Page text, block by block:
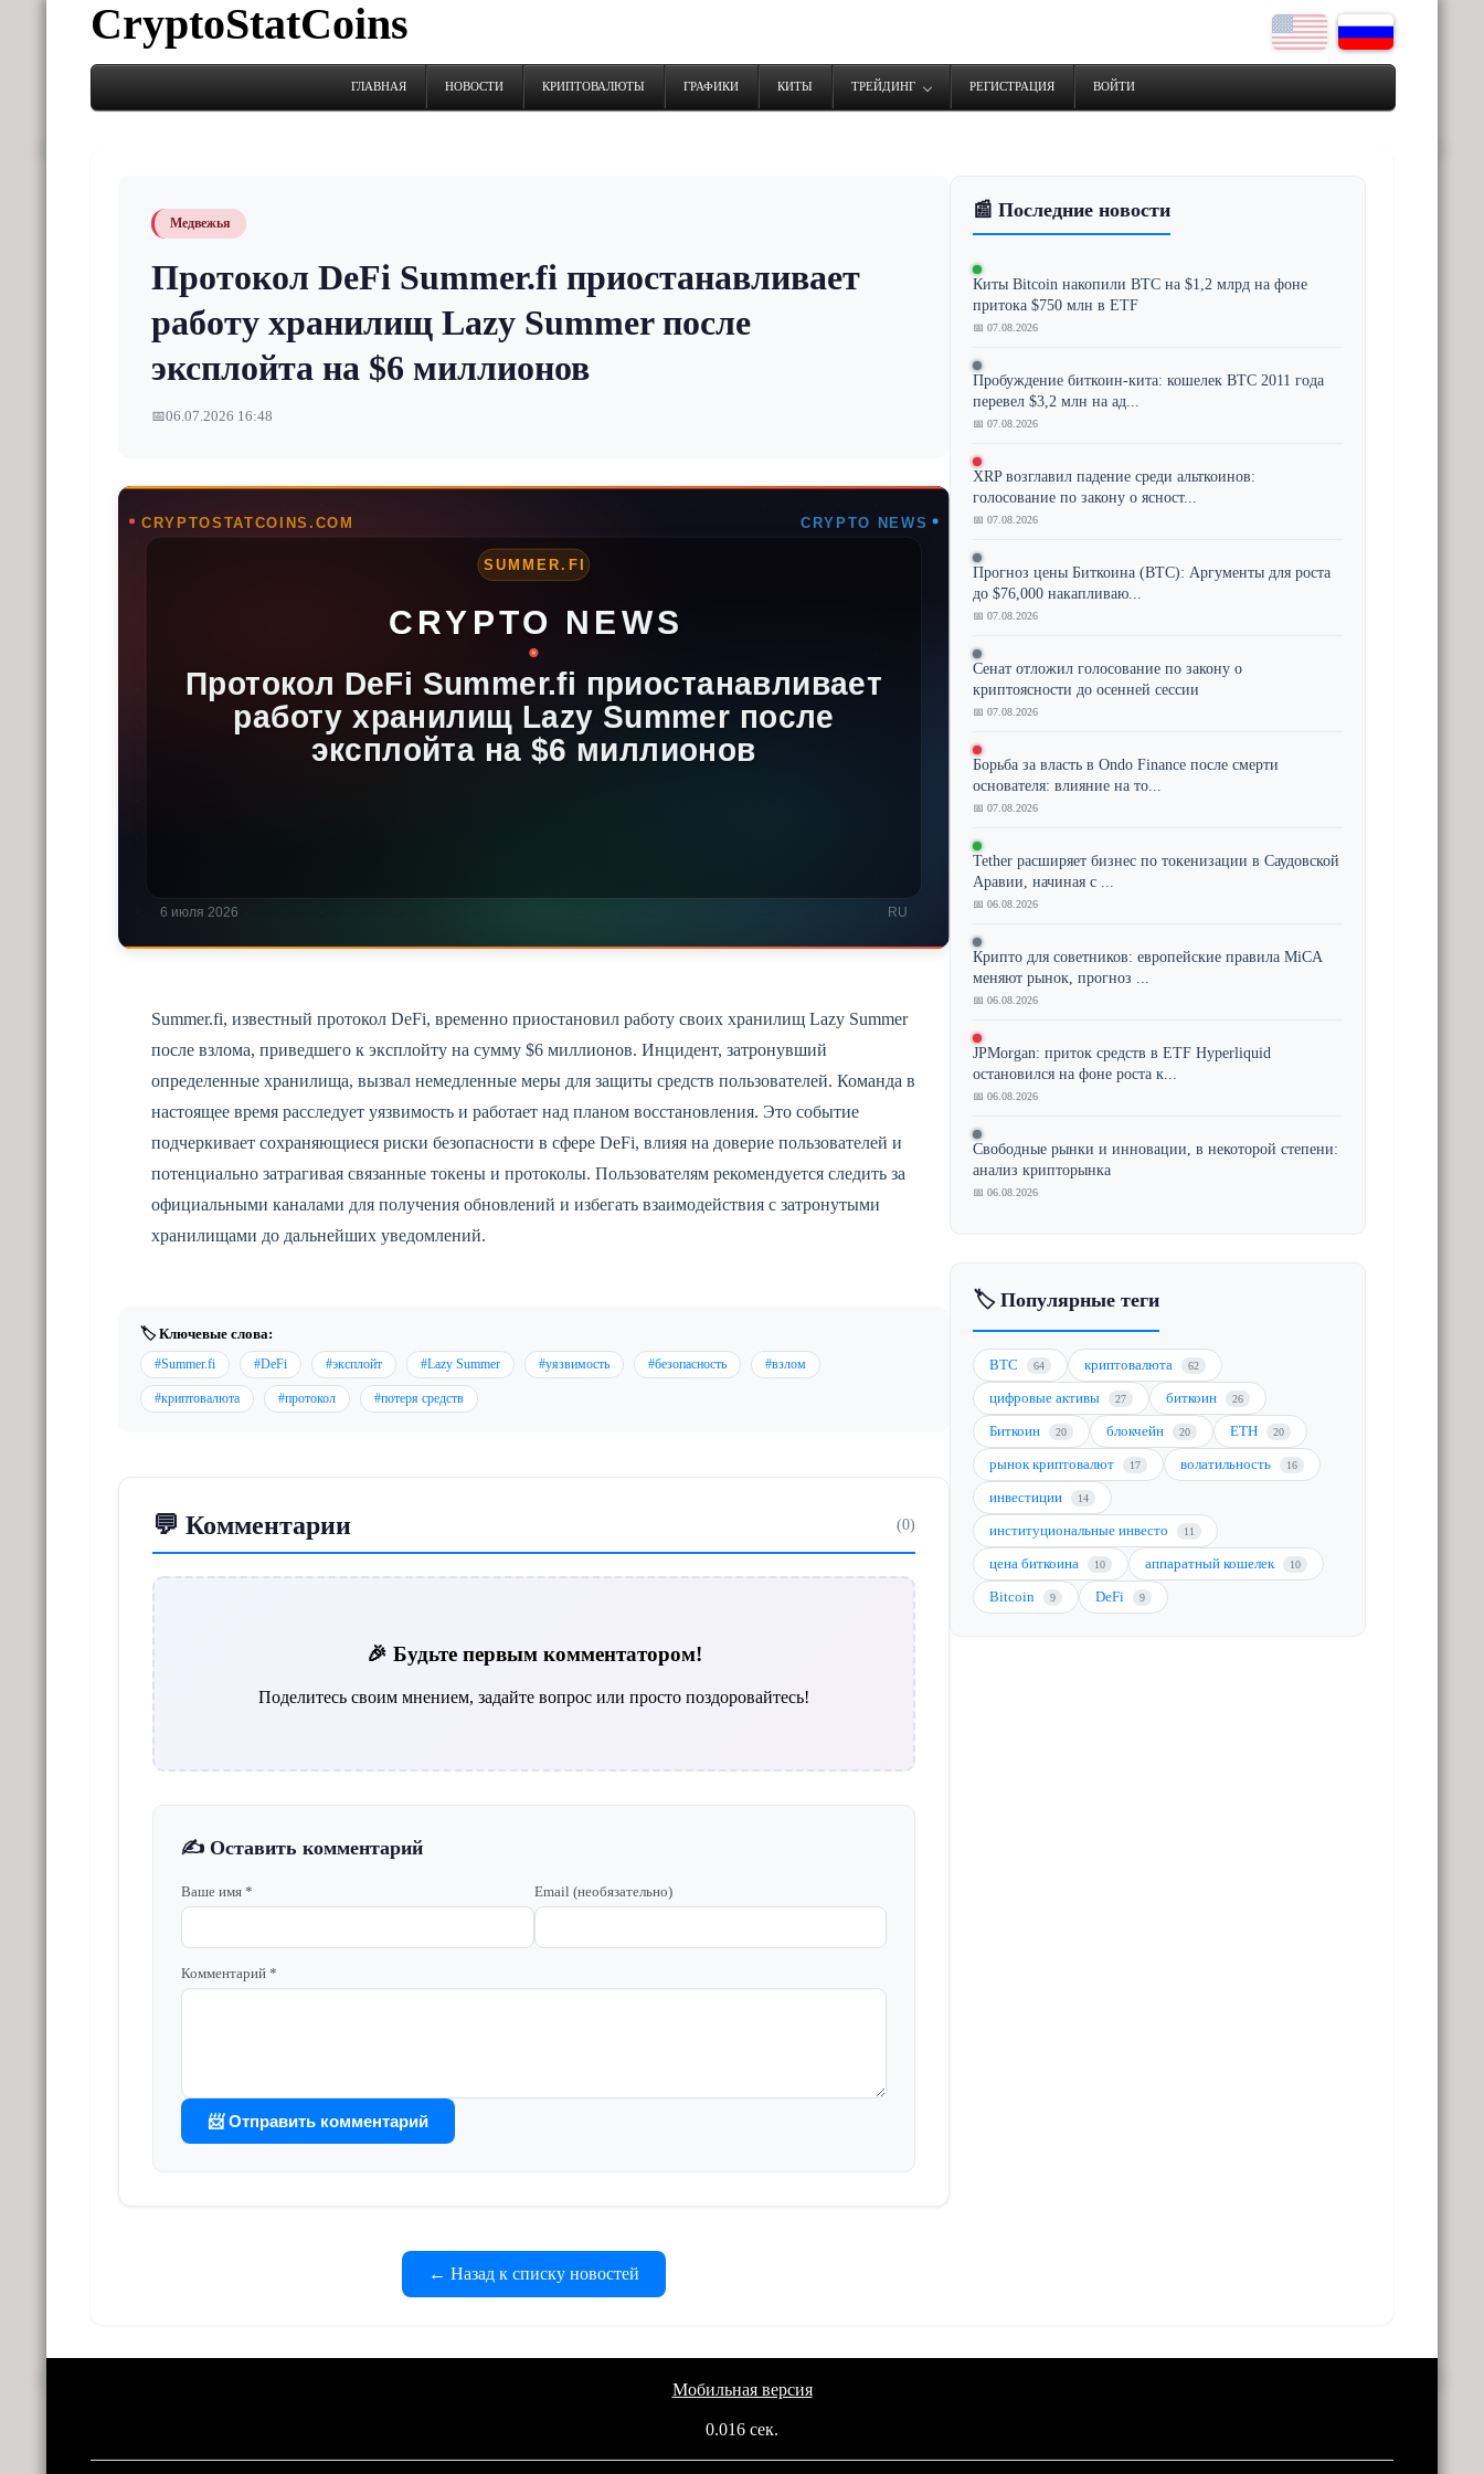
CryptoStatCoins
ГЛАВНАЯ НОВОСТИ КРИПТОВАЛЮТЫ ГРАФИКИ КИТЫ ТРЕЙДИНГ РЕГИСТРАЦИЯ ВОЙТИ
Медвежья
Протокол DeFi Summer.fi приостанавливает
работу хранилищ Lazy Summer после
эксплойта на $6 миллионов
📅06.07.2026 16:48
Summer.fi, известный протокол DeFi, временно приостановил работу своих хранилищ Lazy Summer
после взлома, приведшего к эксплойту на сумму $6 миллионов. Инцидент, затронувший
определенные хранилища, вызвал немедленные меры для защиты средств пользователей. Команда в
настоящее время расследует уязвимость и работает над планом восстановления. Это событие
подчеркивает сохраняющиеся риски безопасности в сфере DeFi, влияя на доверие пользователей и
потенциально затрагивая связанные токены и протоколы. Пользователям рекомендуется следить за
официальными каналами для получения обновлений и избегать взаимодействия с затронутыми
хранилищами до дальнейших уведомлений.
🏷️ Ключевые слова:
#Summer.fi #DeFi #эксплойт #Lazy Summer #уязвимость #безопасность #взлом
#криптовалюта #протокол #потеря средств
💬 Комментарии (0)
🎉 Будьте первым комментатором!
Поделитесь своим мнением, задайте вопрос или просто поздоровайтесь!
✍️ Оставить комментарий
Ваше имя * Email (необязательно)
Комментарий *
📨 Отправить комментарий
← Назад к списку новостей
📰 Последние новости
Киты Bitcoin накопили BTC на $1,2 млрд на фоне
притока $750 млн в ETF
📅 07.08.2026
Пробуждение биткоин-кита: кошелек BTC 2011 года
перевел $3,2 млн на ад...
📅 07.08.2026
XRP возглавил падение среди альткоинов:
голосование по закону о ясност...
📅 07.08.2026
Прогноз цены Биткоина (BTC): Аргументы для роста
до $76,000 накапливаю...
📅 07.08.2026
Сенат отложил голосование по закону о
криптоясности до осенней сессии
📅 07.08.2026
Борьба за власть в Ondo Finance после смерти
основателя: влияние на то...
📅 07.08.2026
Tether расширяет бизнес по токенизации в Саудовской
Аравии, начиная с ...
📅 06.08.2026
Крипто для советников: европейские правила MiCA
меняют рынок, прогноз ...
📅 06.08.2026
JPMorgan: приток средств в ETF Hyperliquid
остановился на фоне роста к...
📅 06.08.2026
Свободные рынки и инновации, в некоторой степени:
анализ крипторынка
📅 06.08.2026
🏷️ Популярные теги
BTC 64 криптовалюта 62
цифровые активы 27 биткоин 26
Биткоин 20 блокчейн 20 ETH 20
рынок криптовалют 17 волатильность 16
инвестиции 14
институциональные инвесто 11
цена биткоина 10 аппаратный кошелек 10
Bitcoin 9 DeFi 9
Мобильная версия
0.016 сек.